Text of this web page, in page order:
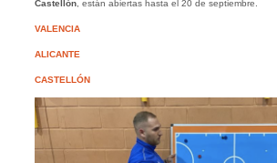
Castellón, están abiertas hasta el 20 de septiembre.
VALENCIA
ALICANTE
CASTELLÓN